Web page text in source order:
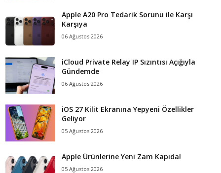
Apple A20 Pro Tedarik Sorunu ile Karşı
Karşıya
06 Ağustos 2026
iCloud Private Relay IP Sızıntısı Açığıyla
Gündemde
06 Ağustos 2026
iOS 27 Kilit Ekranına Yepyeni Özellikler
Geliyor
05 Ağustos 2026
Apple Ürünlerine Yeni Zam Kapıda!
05 Ağustos 2026